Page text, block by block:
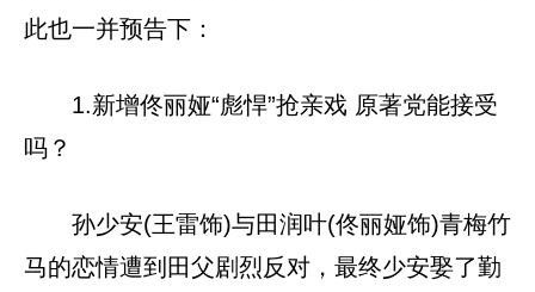
此也一并预告下：
1.新增佟丽娅“彪悍”抢亲戏 原著党能接受
吗？
孙少安(王雷饰)与田润叶(佟丽娅饰)青梅竹
马的恋情遭到田父剧烈反对，最终少安娶了勤